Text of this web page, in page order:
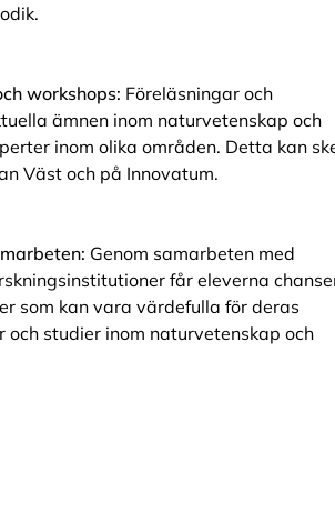
workshops: Föreläsningar och
ämnen inom naturvetenskap och
inom olika områden. Detta kan
Väst och på Innovatum.
Genom samarbeten med
får eleverna
som kan vara värdefulla för deras
studier inom naturvetenskap och